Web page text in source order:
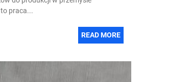
praca...
READ MORE